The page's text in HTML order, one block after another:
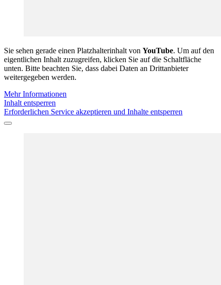
Sie sehen gerade einen Platzhalterinhalt von YouTube. Um auf den
eigentlichen Inhalt zuzugreifen, klicken Sie auf die Schaltfläche
unten. Bitte beachten Sie, dass dabei Daten an Drittanbieter
weitergegeben werden.
Mehr Informationen
Inhalt entsperren
Erforderlichen Service akzeptieren und Inhalte entsperren